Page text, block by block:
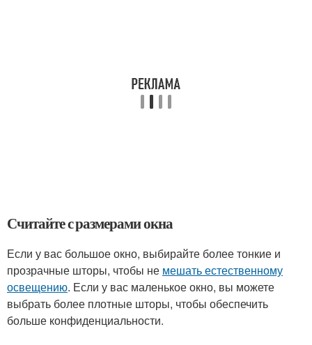
Считайте с размерами окна
Если у вас большое окно, выбирайте более тонкие и
прозрачные шторы, чтобы не мешать естественному
освещению. Если у вас маленькое окно, вы можете
выбрать более плотные шторы, чтобы обеспечить
больше конфиденциальности.